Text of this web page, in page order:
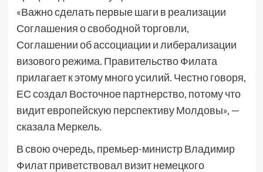
«Важно сделать первые шаги в реализации
Соглашения о свободной торговли,
Соглашении об ассоциации и либерализации
визового режима. Правительство Филата
прилагает к этому много усилий. Честно говоря,
ЕС создал Восточное партнерство, потому что
видит европейскую перспективу Молдовы», —
сказала Меркель.
В свою очередь, премьер-министр Владимир
Филат приветствовал визит немецкого